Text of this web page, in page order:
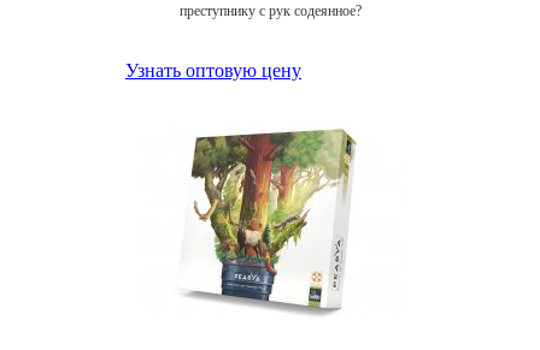
преступнику с рук содеянное?
Узнать оптовую цену